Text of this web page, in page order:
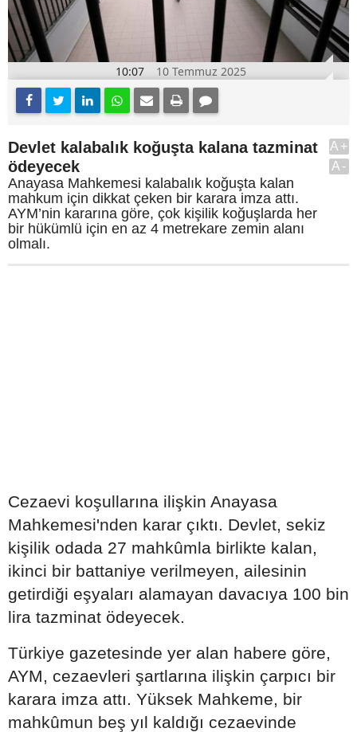
10:07 10 Temmuz 2025
Devlet kalabalık koğuşta kalana tazminat
ödeyecek
Anayasa Mahkemesi kalabalık koğuşta kalan
mahkum için dikkat çeken bir karara imza attı.
AYM’nin kararına göre, çok kişilik koğuşlarda her
bir hükümlü için en az 4 metrekare zemin alanı
olmalı.
A+
A-
Cezaevi koşullarına ilişkin Anayasa
Mahkemesi'nden karar çıktı. Devlet, sekiz
kişilik odada 27 mahkûmla birlikte kalan,
ikinci bir battaniye verilmeyen, ailesinin
getirdiği eşyaları alamayan davacıya 100 bin
lira tazminat ödeyecek.
Türkiye gazetesinde yer alan habere göre,
AYM, cezaevleri şartlarına ilişkin çarpıcı bir
karara imza attı. Yüksek Mahkeme, bir
mahkûmun beş yıl kaldığı cezaevinde